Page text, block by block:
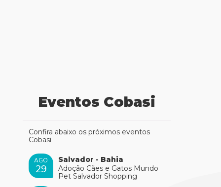
Eventos Cobasi
Confira abaixo os próximos eventos
Cobasi
AGO
29
Salvador - Bahia
Adoção Cães e Gatos Mundo
Pet Salvador Shopping